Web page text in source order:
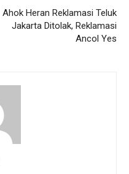
Ahok Heran Reklamasi Teluk
Jakarta Ditolak, Reklamasi
Ancol Yes